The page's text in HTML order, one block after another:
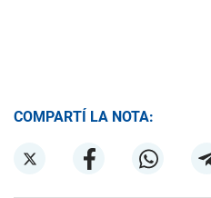
COMPARTÍ LA NOTA: